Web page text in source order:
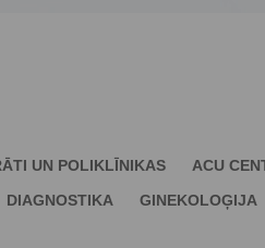
UN POLIKLĪNIKAS
ACU
DIAGNOSTIKA GINEKOLOĢIJA